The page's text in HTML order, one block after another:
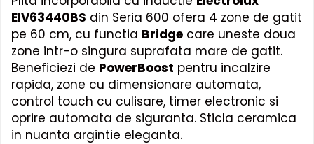
EIV63440BS din Seria 600 ofera 4 zone de gatit
pe 60 cm, cu functia Bridge care uneste doua
zone intr-o singura suprafata mare de gatit.
Beneficiezi de PowerBoost pentru incalzire
rapida, zone cu dimensionare automata,
control touch cu culisare, timer electronic si
oprire automata de siguranta. Sticla ceramica
in nuanta argintie eleganta.